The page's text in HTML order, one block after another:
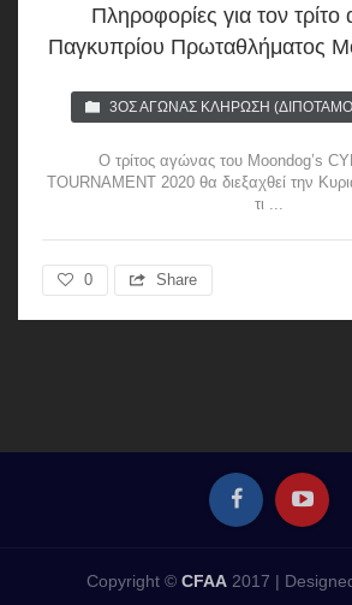
Πληροφορίες για τον
Παγκυπρίου Πρωταθλήματος
3ΟΣ ΑΓΏΝΑΣ ΚΛΉΡΩΣΗ
Ο τρίτος αγώνας του Moondog’s
TOURNAMENT 2020 θα διεξαχθεί την
τι ...
0 Share
Copyright © CFAA 2017 |